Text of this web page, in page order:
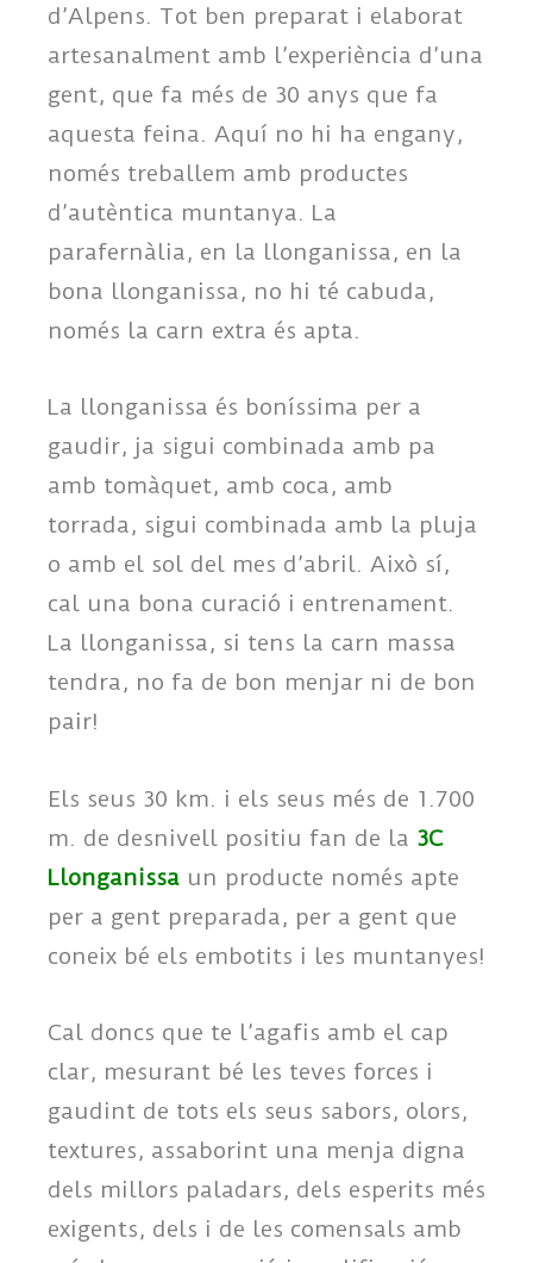
d’Alpens. Tot ben preparat i elaborat
artesanalment amb l’experiència d’una
gent, que fa més de 30 anys que fa
aquesta feina. Aquí no hi ha engany,
només treballem amb productes
d’autèntica muntanya. La
parafernàlia, en la llonganissa, en la
bona llonganissa, no hi té cabuda,
només la carn extra és apta.
La llonganissa és boníssima per a
gaudir, ja sigui combinada amb pa
amb tomàquet, amb coca, amb
torrada, sigui combinada amb la pluja
o amb el sol del mes d’abril. Això sí,
cal una bona curació i entrenament.
La llonganissa, si tens la carn massa
tendra, no fa de bon menjar ni de bon
pair!
Els seus 30 km. i els seus més de 1.700
m. de desnivell positiu fan de la 3C
Llonganissa un producte només apte
per a gent preparada, per a gent que
coneix bé els embotits i les muntanyes!
Cal doncs que te l’agafis amb el cap
clar, mesurant bé les teves forces i
gaudint de tots els seus sabors, olors,
textures, assaborint una menja digna
dels millors paladars, dels esperits més
exigents, dels i de les comensals amb